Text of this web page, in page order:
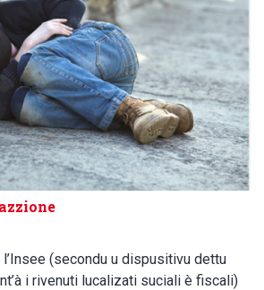
l’Insee (secondu u dispusitivu dettu
i rivenuti lucalizati suciali è fiscali)